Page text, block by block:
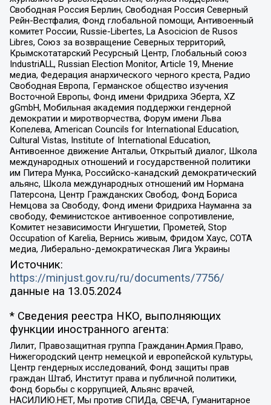
Свободная Россия Берлин, Свободная Россия Северный
Рейн-Вестфалия, Фонд глобальной помощи, Антивоенный
комитет России, Russie-Libertes, La Asocicion de Rusos
Libres, Союз за возвращение Северных территорий,
Крымскотатарский Ресурсный Центр, Глобальный союз
IndustriALL, Russian Election Monitor, Article 19, Мнение
медиа, Федерация анархического черного креста, Радио
Свободная Европа, Германское общество изучения
Восточной Европы, Фонд имени Фридриха Эберта, XZ
gGmbH, Мобильная академия поддержки гендерной
демократии и миротворчества, Форум имени Льва
Копелева, American Councils for International Education,
Cultural Vistas, Institute of International Education,
Антивоенное движение Антальи, Открытый диалог, Школа
международных отношений и государственной политики
им Питера Мунка, Российско-канадский демократический
альянс, Школа международных отношений им Нормана
Патерсона, Центр Гражданских Свобод, Фонд Бориса
Немцова за Свободу, Фонд имени Фридриха Науманна за
свободу, Феминистское антивоенное сопротивление,
Комитет независимости Ингушетии, Прометей, Stop
Occupation of Karelia, Вернись живым, Фридом Хаус, СОТА
медиа, Либерально-демократическая Лига Украины
Источник:
https://minjust.gov.ru/ru/documents/7756/
данные на 13.05.2024
* Сведения реестра НКО, выполняющих
функции иностранного агента:
Лилит, Правозащитная группа Гражданин.Армия.Право,
Нижегородский центр немецкой и европейской культуры,
Центр гендерных исследований, Фонд защиты прав
граждан Штаб, Институт права и публичной политики,
Фонд борьбы с коррупцией, Альянс врачей,
НАСИЛИЮ.НЕТ, Мы против СПИДа, СВЕЧА, Гуманитарное